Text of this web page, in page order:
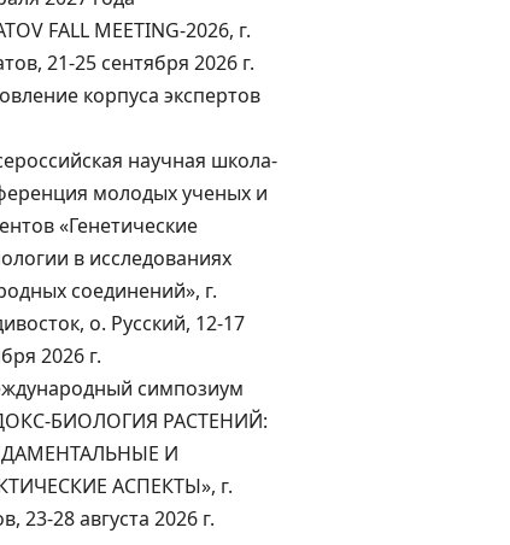
FALL MEETING-2026, г.
21-25 сентября 2026 г.
корпуса экспертов
научная школа-
молодых ученых и
«Генетические
в исследованиях
соединений», г.
о. Русский, 12-17
2026 г.
симпозиум
БИОЛОГИЯ РАСТЕНИЙ:
И
АСПЕКТЫ», г.
23-28 августа 2026 г.